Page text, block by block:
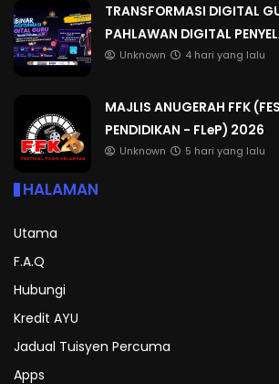
TRANSFORMASI DIGITAL
PAHLAWAN DIGITAL
Unknown 4 hari yang lalu
MAJLIS ANUGERAH FFK
PENDIDIKAN - FLeP) 2026
Unknown 5 hari yang lalu
HALAMAN
Utama
F.A.Q
Hubungi
Kredit AYU
Jadual Tuisyen Percuma
Apps